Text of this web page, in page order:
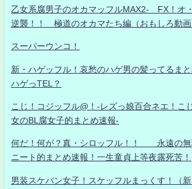
乙女系腐男子のオカマッフルMAX2- FX！オ
逆襲！！ 極道のオカマたち編（おもしろ動画
スーパーウンコ！
新・ハゲッフル！哀愁のハゲ男の髪ってるま
ハゲっTEL？
こじ！コジッフル@！-レズっ娘百合ネエ！こ
女のBL腐女子的まとめ速報-
何だ！何が？真・シロッフル！！ 永遠の
ニート的まとめ速報！一生童貞上等夜露死苦！
男装スケバン女子！スケッフルまっくす！（新